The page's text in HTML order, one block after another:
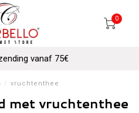
0
vanaf 75€
/ vruchtenthee
met vruchtenthee